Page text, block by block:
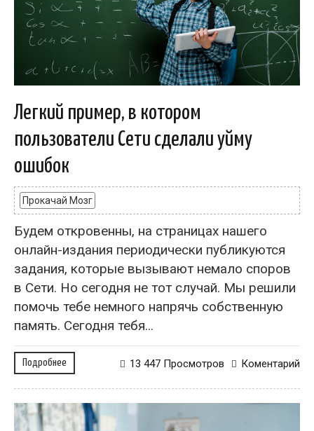
Легкий пример, в котором
пользователи Сети сделали уйму
ошибок
Прокачай Мозг
Будем откровенны, на страницах нашего
онлайн-издания периодически публикуются
задания, которые вызывают немало споров
в Сети. Но сегодня не тот случай. Мы решили
помочь тебе немного напрячь собственную
память. Сегодня тебя...
Подробнее Коментарий
13 447 Просмотров